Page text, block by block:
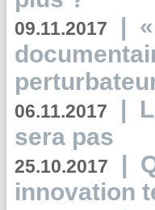
09.11.2017 |
06.11.2017 |
sera pas
25.10.2017 |
innovation